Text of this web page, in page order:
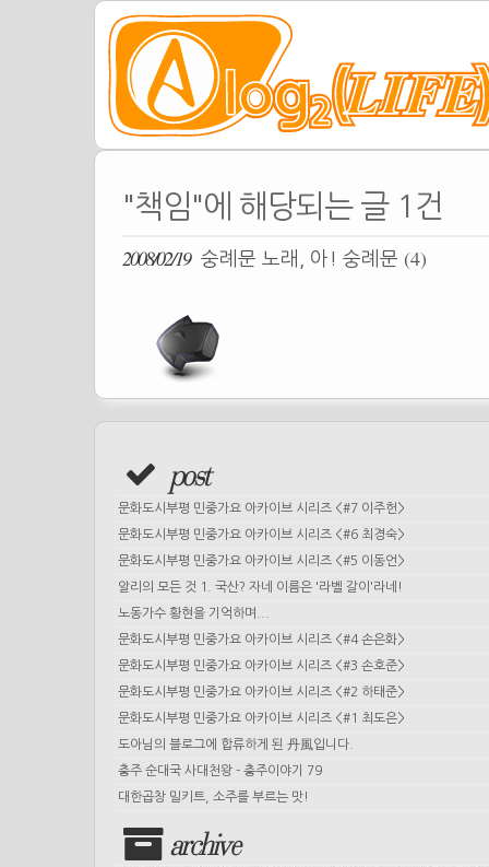
"책임"에 해당되는 글 1건
2008/02/19 숭례문 노래, 아! 숭례문 (4)
post
문화도시부평 민중가요 아카이브 시리즈 <#7 이주헌>
문화도시부평 민중가요 아카이브 시리즈 <#6 최경숙>
문화도시부평 민중가요 아카이브 시리즈 <#5 이동언>
알리의 모든 것 1. 국산? 자네 이름은 '라벨 갈이'라네!
노동가수 황현을 기억하며...
문화도시부평 민중가요 아카이브 시리즈 <#4 손은화>
문화도시부평 민중가요 아카이브 시리즈 <#3 손호준>
문화도시부평 민중가요 아카이브 시리즈 <#2 하태준>
문화도시부평 민중가요 아카이브 시리즈 <#1 최도은>
도아님의 블로그에 합류하게 된 丹風입니다.
충주 순대국 사대천왕 - 충주이야기 79
대한곱창 밀키트, 소주를 부르는 맛!
archive